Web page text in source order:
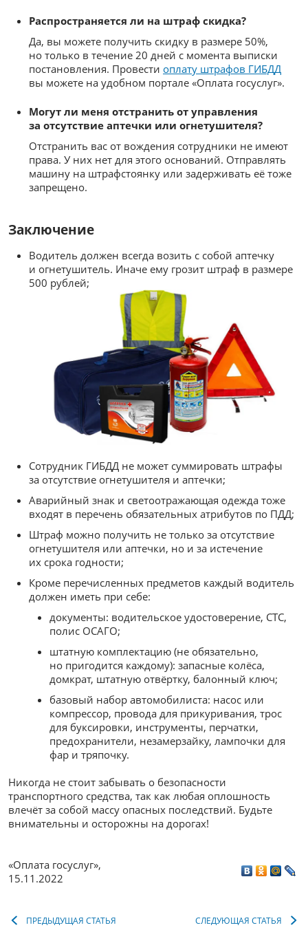
Распространяется ли на штраф скидка?
Да, вы можете получить скидку в размере 50%,
но только в течение 20 дней с момента выписки
постановления. Провести оплату штрафов ГИБДД
вы можете на удобном портале «Оплата госуслуг».
Могут ли меня отстранить от управления
за отсутствие аптечки или огнетушителя?
Отстранить вас от вождения сотрудники не имеют
права. У них нет для этого оснований. Отправлять
машину на штрафстоянку или задерживать её тоже
запрещено.
Заключение
Водитель должен всегда возить с собой аптечку
и огнетушитель. Иначе ему грозит штраф в размере
500 рублей;
Сотрудник ГИБДД не может суммировать штрафы
за отсутствие огнетушителя и аптечки;
Аварийный знак и светоотражающая одежда тоже
входят в перечень обязательных атрибутов по ПДД;
Штраф можно получить не только за отсутствие
огнетушителя или аптечки, но и за истечение
их срока годности;
Кроме перечисленных предметов каждый водитель
должен иметь при себе:
документы: водительское удостоверение, СТС,
полис ОСАГО;
штатную комплектацию (не обязательно,
но пригодится каждому): запасные колёса,
домкрат, штатную отвёртку, балонный ключ;
базовый набор автомобилиста: насос или
компрессор, провода для прикуривания, трос
для буксировки, инструменты, перчатки,
предохранители, незамерзайку, лампочки для
фар и тряпочку.
Никогда не стоит забывать о безопасности
транспортного средства, так как любая оплошность
влечёт за собой массу опасных последствий. Будьте
внимательны и осторожны на дорогах!
«Оплата госуслуг»,
15.11.2022
ПРЕДЫДУЩАЯ СТАТЬЯ СЛЕДУЮЩАЯ СТАТЬЯ